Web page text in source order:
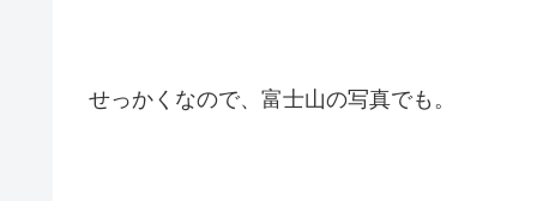
せっかくなので、富士山の写真でも。